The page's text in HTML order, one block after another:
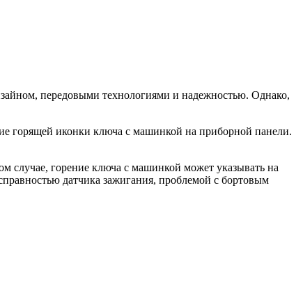
передовыми технологиями и надежностью. Однако,
горящей иконки ключа с машинкой на приборной панели.
случае, горение ключа с машинкой может указывать на
датчика зажигания, проблемой с бортовым